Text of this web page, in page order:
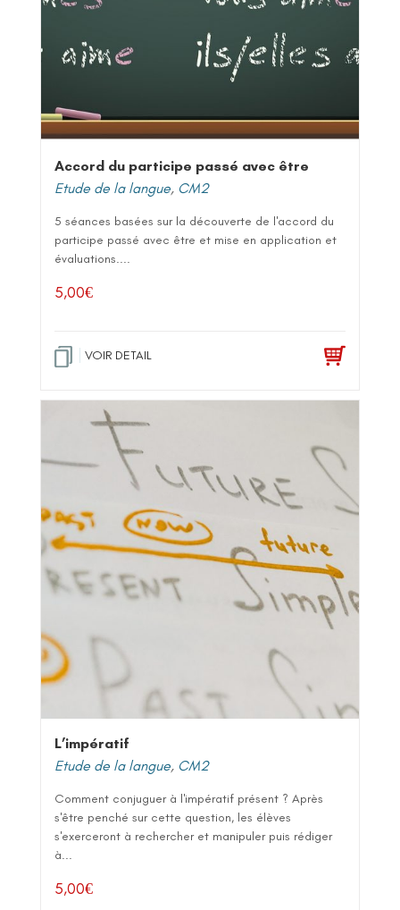
Accord du participe passé avec être
Etude de la langue, CM2
5 séances basées sur la découverte de l'accord du
participe passé avec être et mise en application et
évaluations....
5,00€
VOIR DETAIL
L’impératif
Etude de la langue, CM2
Comment conjuguer à l'impératif présent ? Après
s'être penché sur cette question, les élèves
s'exerceront à rechercher et manipuler puis rédiger
à...
5,00€